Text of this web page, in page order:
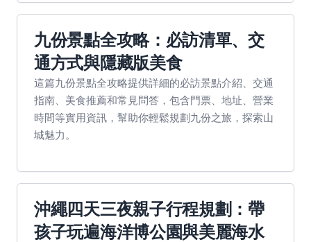
九份景點全攻略：必訪清單、交
通方式與隱藏版美食
這篇九份景點全攻略提供詳細的必訪景點介紹、交通
指南、美食推薦和常見問答，包含門票、地址、營業
時間等實用資訊，幫助你輕鬆規劃九份之旅，探索山
城魅力。
沖繩四天三夜親子行程規劃：帶
孩子玩遍海洋博公園與美麗海水